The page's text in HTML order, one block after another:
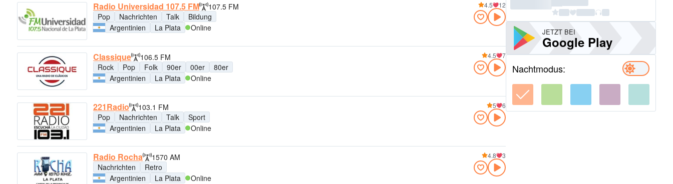
Radio Universidad 107.5 FM
107.5 FM
Pop
Nachrichten Talk
Bildung
Argentinien
La Plata Online
4.5 12
Classique
106.5 FM
Rock
Pop Folk 90er 00er
80er
Argentinien
La Plata Online
4.5 7
221Radio
103.1 FM
Pop
Nachrichten Talk
Sport
Argentinien
La Plata Online
5 6
Radio Rocha
1570 AM
Nachrichten
Retro
Argentinien
La Plata Online
4.8 3
JETZT BEI
Google Play
Nachtmodus: